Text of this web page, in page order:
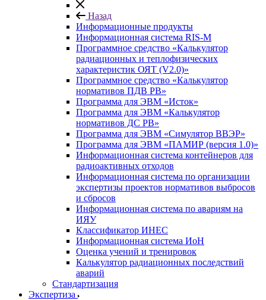
Назад
Информационные продукты
Информационная система RIS-M
Программное средство «Калькулятор
радиационных и теплофизических
характеристик ОЯТ (V2.0)»
Программное средство «Калькулятор
нормативов ПДВ РВ»
Программа для ЭВМ «Исток»
Программа для ЭВМ «Калькулятор
нормативов ДС РВ»
Программа для ЭВМ «Симулятор ВВЭР»
Программа для ЭВМ «ПАМИР (версия 1.0)»
Информационная система контейнеров для
радиоактивных отходов
Информационная система по организации
экспертизы проектов нормативов выбросов
и сбросов
Информационная система по авариям на
ИЯУ
Классификатор ИНЕС
Информационная система ИоН
Оценка учений и тренировок
Калькулятор радиационных последствий
аварий
Стандартизация
Экспертиза